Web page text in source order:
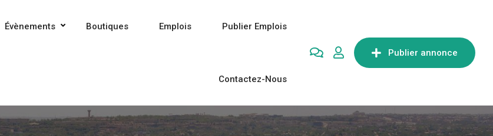
Publier annonce
Évènements Boutiques Emplois Publier Emplois
Contactez-Nous